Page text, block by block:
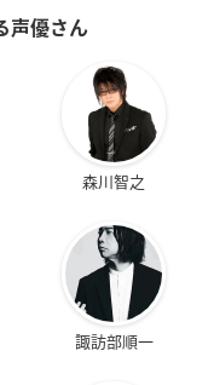
声優さん
森川智之
諏訪部順一